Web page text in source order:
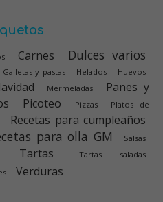
Carnes Dulces varios
Galletas y pastas Helados Huevos
Mermeladas
Panes y
Picoteo Pizzas
Platos de
Recetas para cumpleaños
para olla GM
Salsas
Tartas Tartas saladas
Verduras